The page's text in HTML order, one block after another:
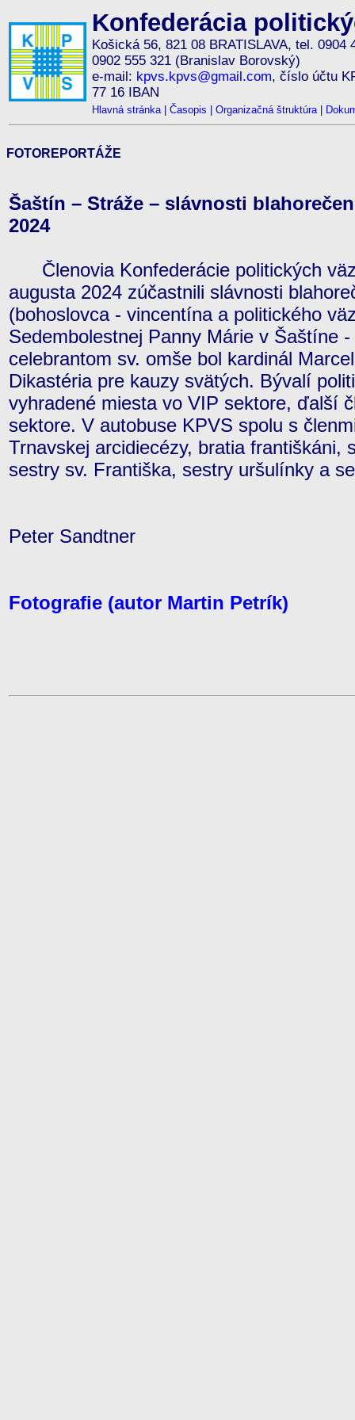
Konfederácia
Košická 56, 821 08 BRATISLAVA, tel. 0904
0902 555 321 (Branislav Borovský)
e-mail: kpvs.kpvs@gmail.com, číslo účtu
77 16 IBAN
Hlavná stránka| Časopis Organizačná štruktúra|
FOTOREPORTÁŽE
Šaštín – Stráže – slávnosti
2024
Členovia Konfederácie politických
augusta 2024 zúčastnili slávnosti
(bohoslovca - vincentína a politického
Sedembolestnej Panny Márie v Šaštíne
celebrantom sv. omše bol kardinál
Dikastéria pre kauzy svätých. Bývalí
vyhradené miesta vo VIP sektore, ďalší
sektore. V autobuse KPVS spolu s
Trnavskej arcidiecézy, bratia františkáni,
sestry sv. Františka, sestry uršulínky a
Peter Sandtner
Fotografie (autor Martin Petrík)